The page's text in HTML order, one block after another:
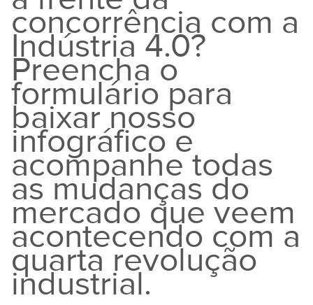
concorrência com a
Indústria 4.0?
Preencha o
formulário para
baixar nosso
infográfico e
acompanhe todas
as mudanças do
mercado que veem
acontecendo com a
quarta revolução
industrial.